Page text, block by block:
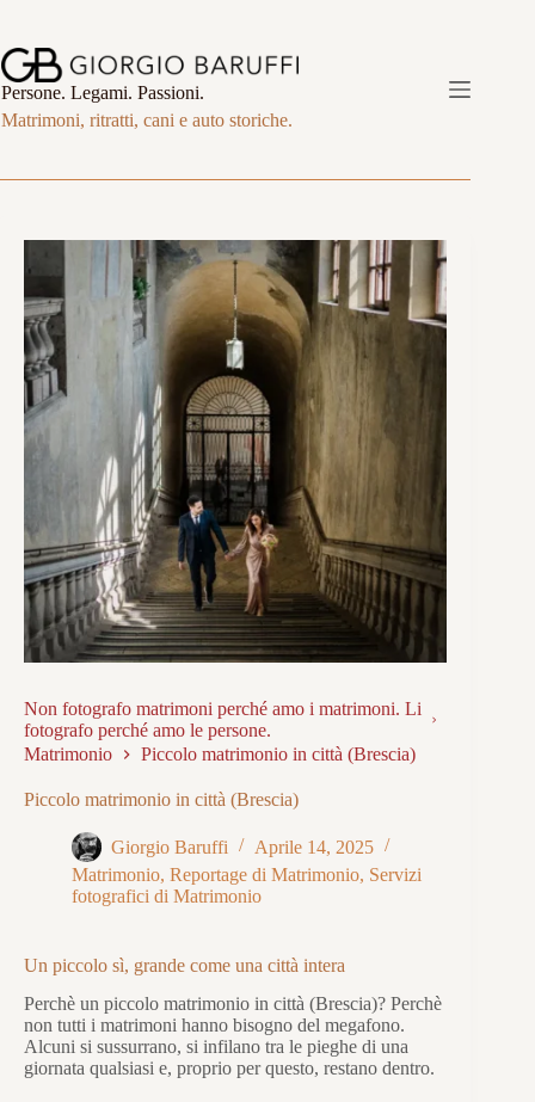
contenuto
Persone. Legami. Passioni.
Matrimoni, ritratti, cani e auto storiche.
Non fotografo matrimoni perché amo i matrimoni. Li
fotografo perché amo le persone.
Matrimonio
Piccolo matrimonio in città (Brescia)
Piccolo matrimonio in città (Brescia)
Giorgio Baruffi
Aprile 14, 2025
Matrimonio, Reportage di Matrimonio, Servizi
fotografici di Matrimonio
Un piccolo sì, grande come una città intera
Perchè un piccolo matrimonio in città (Brescia)? Perchè
non tutti i matrimoni hanno bisogno del megafono.
Alcuni si sussurrano, si infilano tra le pieghe di una
giornata qualsiasi e, proprio per questo, restano dentro.